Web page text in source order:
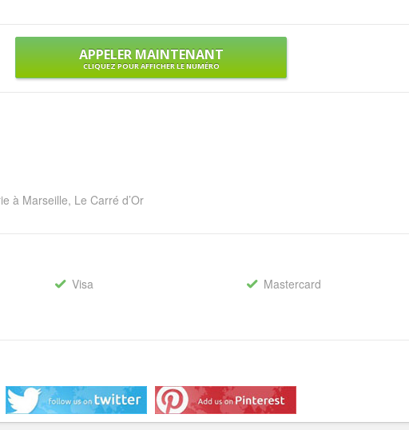
APPELER MAINTENANT
CLIQUEZ POUR AFFICHER LE NUMÉRO
à Marseille, Le Carré d’Or
Visa
Mastercard